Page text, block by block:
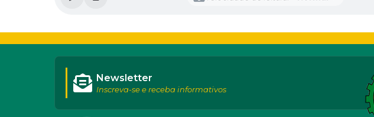
Newsletter
Inscreva-se e receba informativos